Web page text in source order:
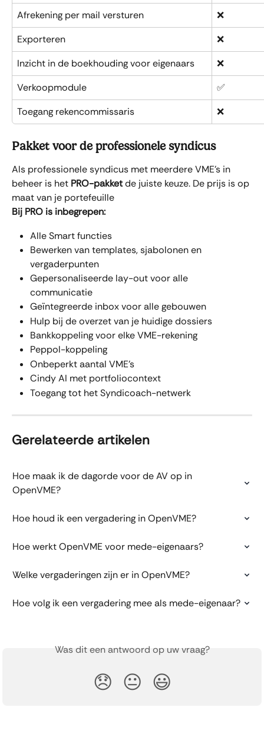
Afrekening per mail versturen
❌
Exporteren
❌
Inzicht in de boekhouding voor eigenaars
❌
Verkoopmodule
✅
Toegang rekencommissaris
❌
Pakket voor de professionele syndicus
Als professionele syndicus met meerdere VME's in
beheer is het PRO-pakket de juiste keuze. De prijs is op
maat van je portefeuille
Bij PRO is inbegrepen:
Alle Smart functies
Bewerken van templates, sjabolonen en
vergaderpunten
Gepersonaliseerde lay-out voor alle
communicatie
Geïntegreerde inbox voor alle gebouwen
Hulp bij de overzet van je huidige dossiers
Bankkoppeling voor elke VME-rekening
Peppol-koppeling
Onbeperkt aantal VME's
Cindy AI met portfoliocontext
Toegang tot het Syndicoach-netwerk
Gerelateerde artikelen
Hoe maak ik de dagorde voor de AV op in
OpenVME?
Hoe houd ik een vergadering in OpenVME?
Hoe werkt OpenVME voor mede-eigenaars?
Welke vergaderingen zijn er in OpenVME?
Hoe volg ik een vergadering mee als mede-eigenaar?
Was dit een antwoord op uw vraag?
😞 😐 😃